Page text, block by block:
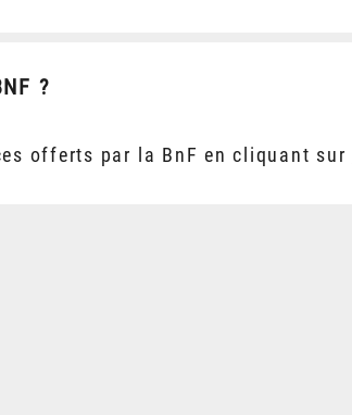
?
offerts par la BnF en cliquant sur